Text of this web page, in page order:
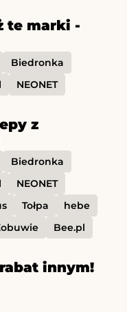
te marki -
Biedronka
NEONET
z
Biedronka
NEONET
Tołpa
hebe
Bee.pl
innym!